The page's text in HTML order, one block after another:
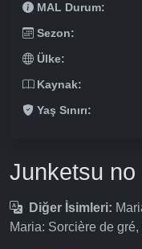
MAL Durum:
Sezon:
Ülke:
Kaynak:
Yaş Sınırı:
Junketsu no
Diğer İsimleri:
Maria: Sorcière de